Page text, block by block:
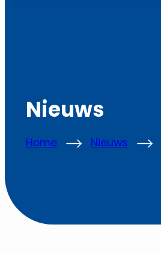
Nieuws
Home Nieuws